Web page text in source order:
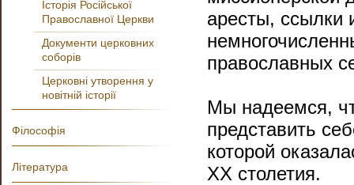
аресты, ссылки
православных
Мы надеемся,
представить
которой
XX столетия.
Історія Російської
Православної Церкви
Документи церковних
соборів
Церковні утворення у
новітній історії
Філософія
Література